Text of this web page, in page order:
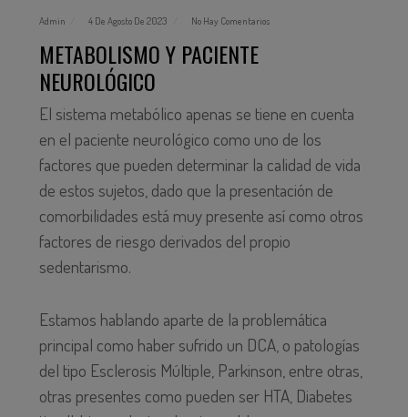
Admin 4 De Agosto De 2023 No Hay Comentarios
METABOLISMO Y PACIENTE
NEUROLÓGICO
El sistema metabólico apenas se tiene en cuenta
en el paciente neurológico como uno de los
factores que pueden determinar la calidad de vida
de estos sujetos, dado que la presentación de
comorbilidades está muy presente así como otros
factores de riesgo derivados del propio
sedentarismo.
Estamos hablando aparte de la problemática
principal como haber sufrido un DCA, o patologías
del tipo Esclerosis Múltiple, Parkinson, entre otras,
otras presentes como pueden ser HTA, Diabetes